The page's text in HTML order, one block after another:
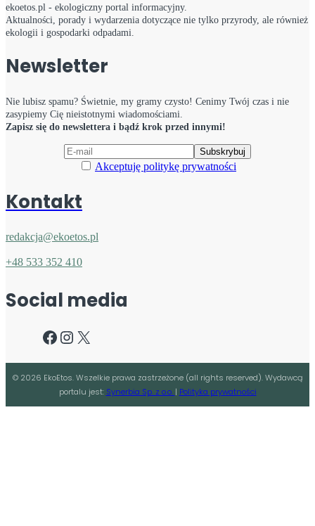
ekoetos.pl - ekologiczny portal informacyjny.
Aktualności, porady i wydarzenia dotyczące nie tylko przyrody, ale również
ekologii i gospodarki odpadami.
Newsletter
Nie lubisz spamu? Świetnie, my gramy czysto! Cenimy Twój czas i nie
zasypiemy Cię nieistotnymi wiadomościami.
Zapisz się do newslettera i bądź krok przed innymi!
Akceptuję politykę prywatności
Kontakt
redakcja@ekoetos.pl
+48 533 352 410
Social media
Facebook
Instagram
X
© 2026 EkoEtos. Wszelkie prawa zastrzeżone (all rights reserved). Wydawcą
portalu jest: Synerbia Sp. z o.o. | Polityka prywatności